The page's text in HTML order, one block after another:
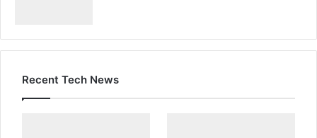
Recent Tech News